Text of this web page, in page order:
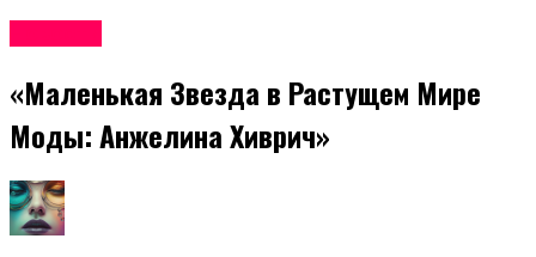
«Маленькая Звезда в Растущем Мире
Моды: Анжелина Хиврич»